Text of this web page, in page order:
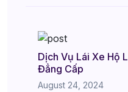
Dịch Vụ Lái Xe Hộ
Đẳng Cấp
August 24, 2024